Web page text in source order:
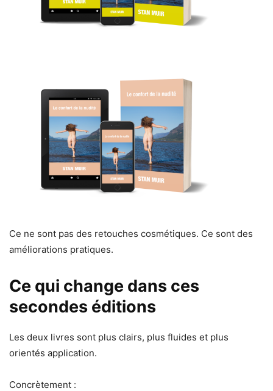
Ce ne sont pas des retouches cosmétiques. Ce sont des
améliorations pratiques.
Ce qui change dans ces
secondes éditions
Les deux livres sont plus clairs, plus fluides et plus
orientés application.
Concrètement :